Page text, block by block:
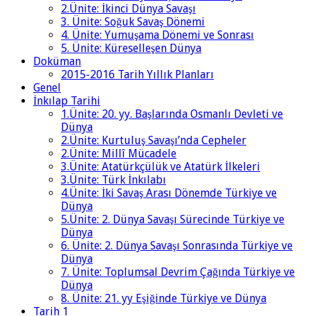
2.Ünite: İkinci Dünya Savaşı
3. Ünite: Soğuk Savaş Dönemi
4. Ünite: Yumuşama Dönemi ve Sonrası
5. Ünite: Küreselleşen Dünya
Doküman
2015-2016 Tarih Yıllık Planları
Genel
İnkılap Tarihi
1.Ünite: 20. yy. Başlarında Osmanlı Devleti ve
Dünya
2.Ünite: Kurtuluş Savaşı’nda Cepheler
2.Ünite: Millî Mücadele
3.Ünite: Atatürkçülük ve Atatürk İlkeleri
3.Ünite: Türk İnkılabı
4.Ünite: İki Savaş Arası Dönemde Türkiye ve
Dünya
5.Ünite: 2. Dünya Savaşı Sürecinde Türkiye ve
Dünya
6. Ünite: 2. Dünya Savaşı Sonrasında Türkiye ve
Dünya
7. Ünite: Toplumsal Devrim Çağında Türkiye ve
Dünya
8. Ünite: 21. yy Eşiğinde Türkiye ve Dünya
Tarih 1